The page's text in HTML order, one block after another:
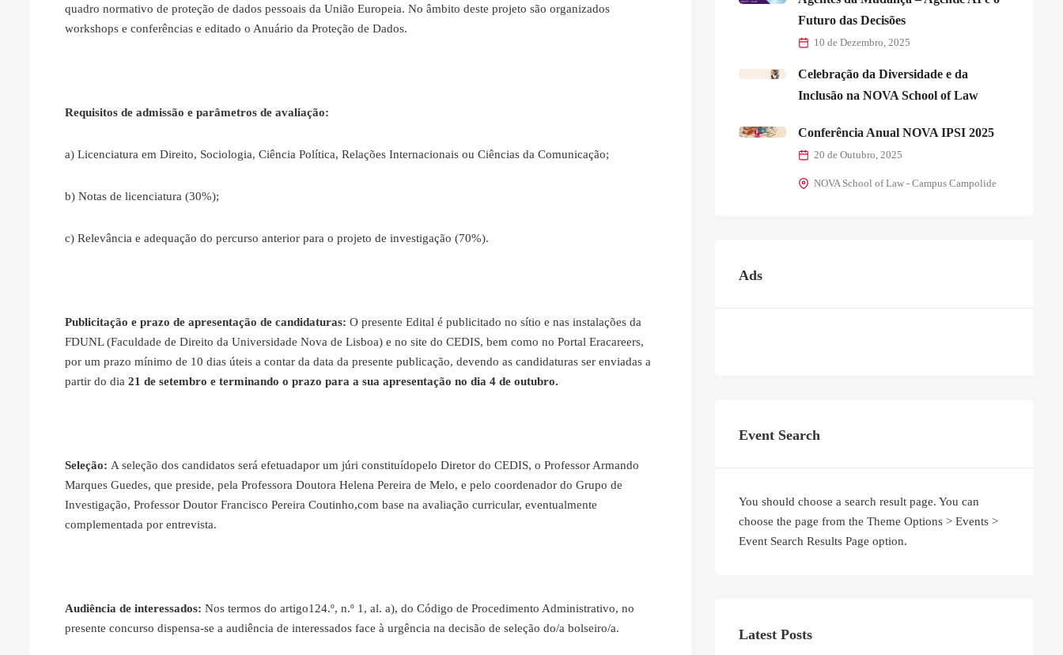
quadro normativo de proteção de dados pessoais da União Europeia. No âmbito deste projeto são organizados
workshops e conferências e editado o Anuário da Proteção de Dados.
Requisitos de admissão e parâmetros de avaliação:
a) Licenciatura em Direito, Sociologia, Ciência Política, Relações Internacionais ou Ciências da Comunicação;
b) Notas de licenciatura (30%);
c) Relevância e adequação do percurso anterior para o projeto de investigação (70%).
Publicitação e prazo de apresentação de candidaturas: O presente Edital é publicitado no sítio e nas instalações da
FDUNL (Faculdade de Direito da Universidade Nova de Lisboa) e no site do CEDIS, bem como no Portal Eracareers,
por um prazo mínimo de 10 dias úteis a contar da data da presente publicação, devendo as candidaturas ser enviadas a
partir do dia 21 de setembro e terminando o prazo para a sua apresentação no dia 4 de outubro.
Seleção: A seleção dos candidatos será efetuadapor um júri constituídopelo Diretor do CEDIS, o Professor Armando
Marques Guedes, que preside, pela Professora Doutora Helena Pereira de Melo, e pelo coordenador do Grupo de
Investigação, Professor Doutor Francisco Pereira Coutinho,com base na avaliação curricular, eventualmente
complementada por entrevista.
Audiência de interessados: Nos termos do artigo124.º, n.º 1, al. a), do Código de Procedimento Administrativo, no
presente concurso dispensa‐se a audiência de interessados face à urgência na decisão de seleção do/a bolseiro/a.
Futuro das Decisões
10 de Dezembro, 2025
Celebração da Diversidade e da
Inclusão na NOVA School of Law
Conferência Anual NOVA IPSI 2025
20 de Outubro, 2025
NOVA School of Law - Campus Campolide
Ads
Event Search
You should choose a search result page. You can
choose the page from the Theme Options > Events >
Event Search Results Page option.
Latest Posts